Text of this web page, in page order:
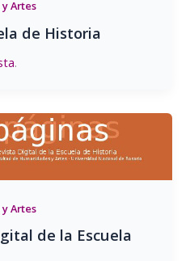
Artes
de Historia
.
Artes
de la Escuela